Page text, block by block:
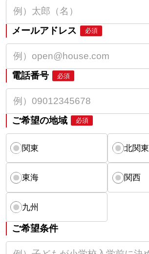
メールアドレス 必須
電話番号 必須
ご希望の地域 必須
関東 北関東
東海 関西
九州
ご希望条件